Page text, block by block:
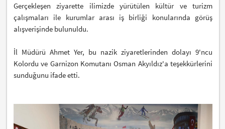
Gerçekleşen ziyarette ilimizde yürütülen kültür ve turizm
çalışmaları ile kurumlar arası iş birliği konularında görüş
alışverişinde bulunuldu.
İl Müdürü Ahmet Yer, bu nazik ziyaretlerinden dolayı 9'ncu
Kolordu ve Garnizon KomutanıOsman Akyıldız'a teşekkürlerini
sunduğunu ifade etti.